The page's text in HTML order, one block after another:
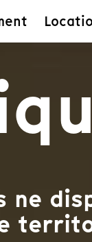
ne